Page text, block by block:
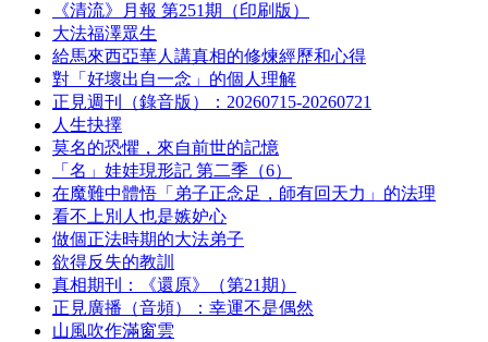
《清流》月報 第251期（印刷版）
大法福澤眾生
給馬來西亞華人講真相的修煉經歷和心得
對「好壞出自一念」的個人理解
正見週刊（錄音版）：20260715-20260721
人生抉擇
莫名的恐懼，來自前世的記憶
「名」娃娃現形記 第二季（6）
在魔難中體悟「弟子正念足，師有回天力」的法理
看不上別人也是嫉妒心
做個正法時期的大法弟子
欲得反失的教訓
真相期刊：《還原》（第21期）
正見廣播（音頻）：幸運不是偶然
山風吹作滿窗雲